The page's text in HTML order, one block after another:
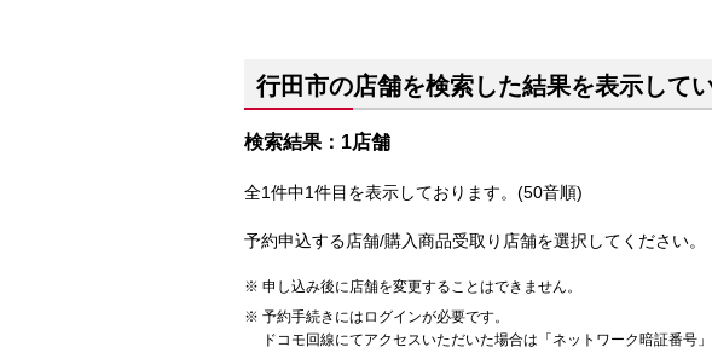
行田市の店舗を検索した結果を表示して
検索結果：1店舗
全1件中1件目を表示しております。(50音順)
予約申込する店舗/購入商品受取り店舗を選択してください。
申し込み後に店舗を変更することはできません。
予約手続きにはログインが必要です。
ドコモ回線にてアクセスいただいた場合は「ネットワーク暗証番号